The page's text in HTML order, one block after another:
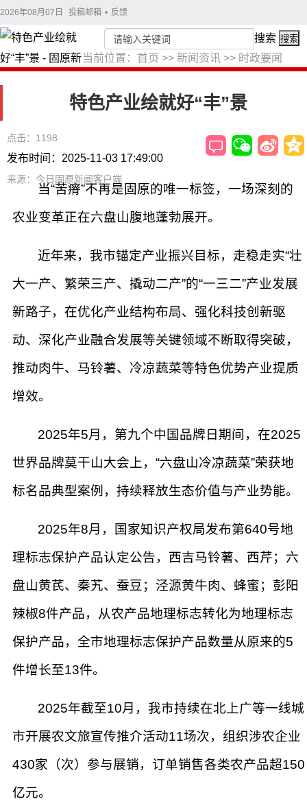
2026年08月07日 投稿邮箱 • 反馈
当前位置： 首页 >> 新闻资讯 >> 时政要闻
搜索 搜索
特色产业绘就好“丰”景
点击：1198
发布时间：2025-11-03 17:49:00
来源：今日固原新闻客户端
当“苦瘠”不再是固原的唯一标签，一场深刻的
农业变革正在六盘山腹地蓬勃展开。
近年来，我市锚定产业振兴目标，走稳走实“壮
大一产、繁荣三产、撬动二产”的“一三二”产业发展
新路子，在优化产业结构布局、强化科技创新驱
动、深化产业融合发展等关键领域不断取得突破，
推动肉牛、马铃薯、冷凉蔬菜等特色优势产业提质
增效。
2025年5月，第九个中国品牌日期间，在2025
世界品牌莫干山大会上，“六盘山冷凉蔬菜”荣获地
标名品典型案例，持续释放生态价值与产业势能。
2025年8月，国家知识产权局发布第640号地
理标志保护产品认定公告，西吉马铃薯、西芹；六
盘山黄芪、秦艽、蚕豆；泾源黄牛肉、蜂蜜；彭阳
辣椒8件产品，从农产品地理标志转化为地理标志
保护产品，全市地理标志保护产品数量从原来的5
件增长至13件。
2025年截至10月，我市持续在北上广等一线城
市开展农文旅宣传推介活动11场次，组织涉农企业
430家（次）参与展销，订单销售各类农产品超150
亿元。